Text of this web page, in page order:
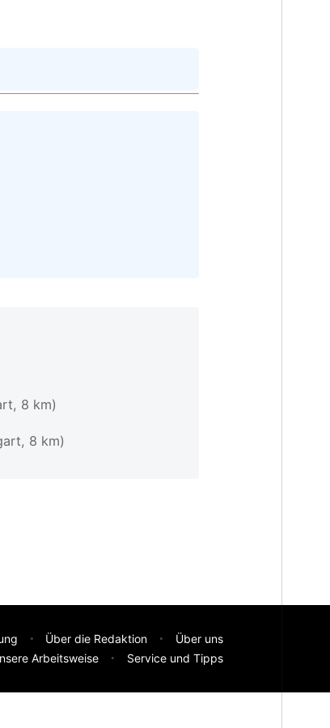
8 km)
8 km)
Über die Redaktion
Über uns
Arbeitsweise Service und Tipps